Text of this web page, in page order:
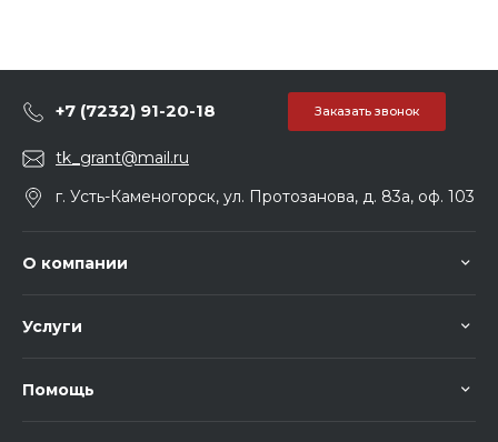
+7 (7232) 91-20-18 Заказать звонок
tk_grant@mail.ru
г. Усть-Каменогорск, ул. Протозанова, д. 83а, оф. 103
О компании
Услуги
Помощь